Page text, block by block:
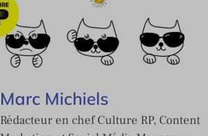
Marc Michiels
Rédacteur en chef Culture RP, Content